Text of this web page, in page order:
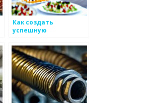
Как создать
успешную
стратегию для
металлоизделий